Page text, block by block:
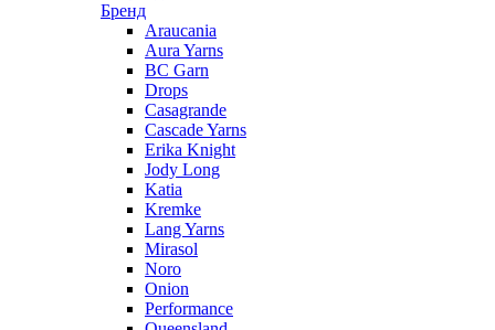
Бренд
Araucania
Aura Yarns
BC Garn
Drops
Casagrande
Cascade Yarns
Erika Knight
Jody Long
Katia
Kremke
Lang Yarns
Mirasol
Noro
Onion
Performance